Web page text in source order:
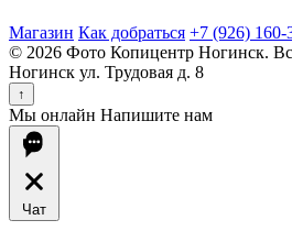
Магазин Как добраться +7 (926) 160-
© 2026 Фото Копицентр Ногинск.
Ногинск ул. Трудовая д. 8
↑
Мы онлайн Напишите нам
Чат